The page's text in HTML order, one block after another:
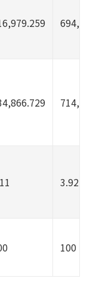
3.92
100